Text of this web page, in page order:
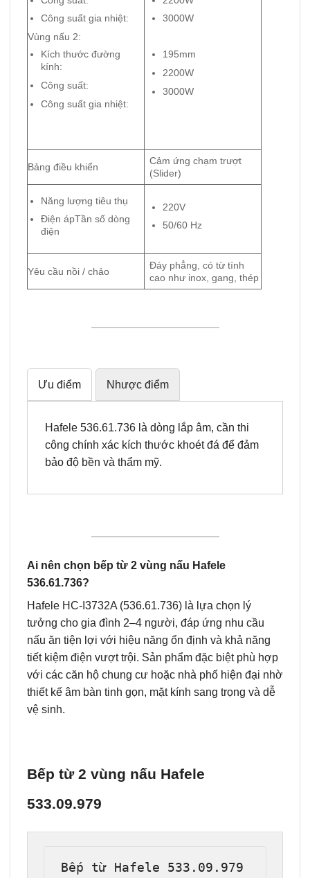
Công suất gia nhiệt:
Vùng nấu 2:
Kích thước đường
kính:
Công suất:
Công suất gia nhiệt:
3000W
195mm
2200W
3000W
Bảng điều khiển
Cảm ứng chạm trượt
(Slider)
Năng lượng tiêu thụ
Điện ápTần số dòng
điện
220V
50/60 Hz
Yêu cầu nồi / chảo
Đáy phẳng, có từ tính
cao như inox, gang, thép
Ưu điểm Nhược điểm
Hafele 536.61.736 là dòng lắp âm, cần thi
công chính xác kích thước khoét đá để đảm
bảo độ bền và thẩm mỹ.
Ai nên chọn bếp từ 2 vùng nấu Hafele
536.61.736?
Hafele HC-I3732A (536.61.736) là lựa chọn lý
tưởng cho gia đình 2–4 người, đáp ứng nhu cầu
nấu ăn tiện lợi với hiệu năng ổn định và khả năng
tiết kiệm điện vượt trội. Sản phẩm đặc biệt phù hợp
với các căn hộ chung cư hoặc nhà phố hiện đại nhờ
thiết kế âm bàn tinh gọn, mặt kính sang trọng và dễ
vệ sinh.
Bếp từ 2 vùng nấu Hafele
533.09.979
Bếp từ Hafele 533.09.979